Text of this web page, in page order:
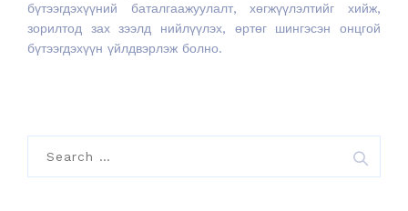
бүтээгдэхүүний баталгаажуулалт, хөгжүүлэлтийг хийж,
зорилтод зах зээлд нийлүүлэх, өртөг шингэсэн онцгой
бүтээгдэхүүн үйлдвэрлэж болно.
for: